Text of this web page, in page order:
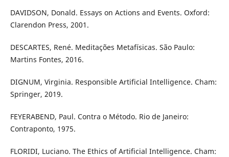
DAVIDSON, Donald. Essays on Actions and Events. Oxford:
Clarendon Press, 2001.
DESCARTES, René. Meditações Metafísicas. São Paulo:
Martins Fontes, 2016.
DIGNUM, Virginia. Responsible Artificial Intelligence. Cham:
Springer, 2019.
FEYERABEND, Paul. Contra o Método. Rio de Janeiro:
Contraponto, 1975.
FLORIDI, Luciano. The Ethics of Artificial Intelligence. Cham: